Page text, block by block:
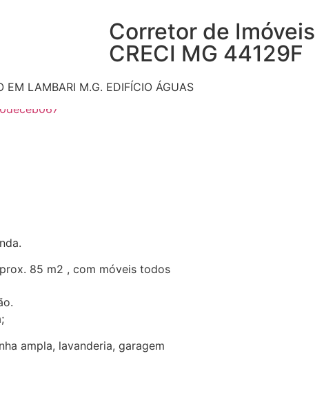
Corretor de Imóveis
CRECI MG 44129F
EM LAMBARI M.G. EDIFÍCIO ÁGUAS
85 m2 , com móveis todos
ampla, lavanderia, garagem